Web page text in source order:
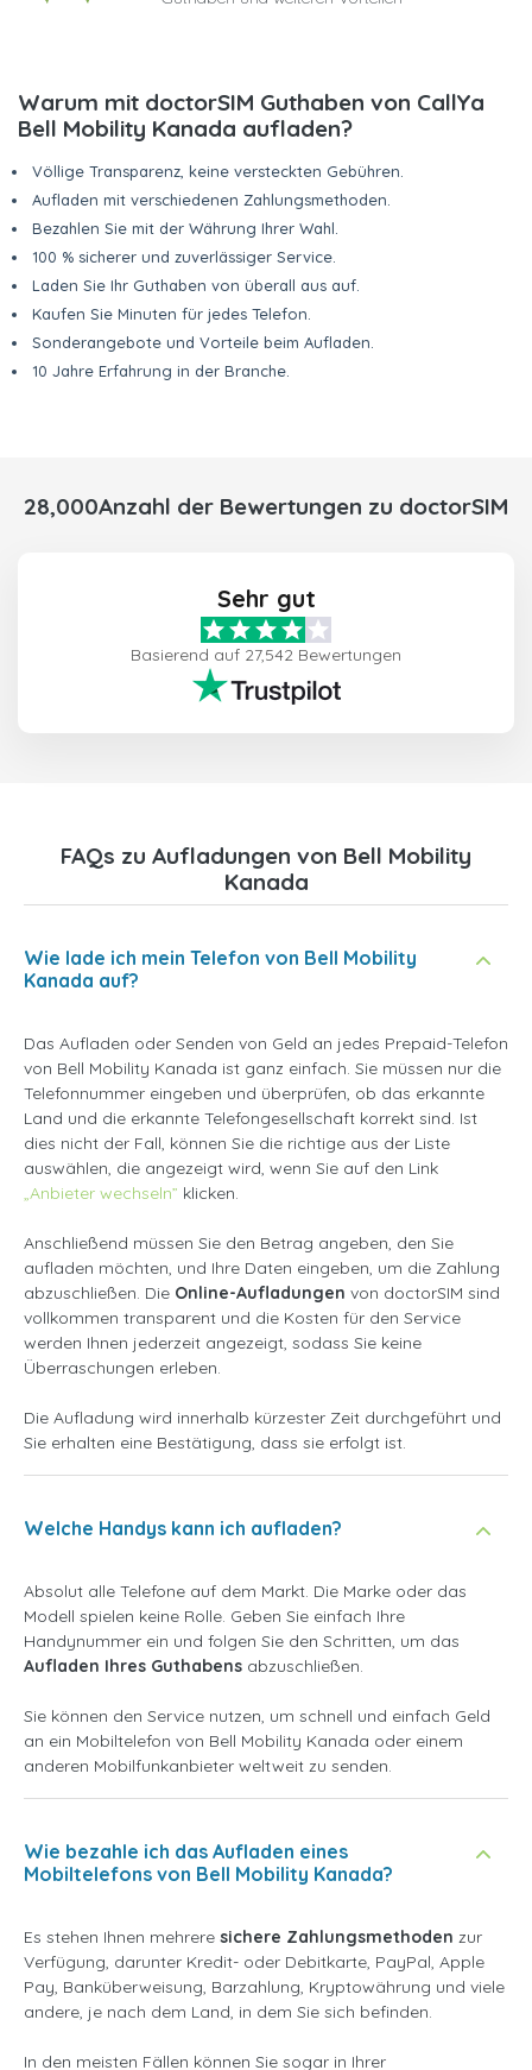
Warum mit doctorSIM Guthaben von CallYa
Bell Mobility Kanada aufladen?
Völlige Transparenz, keine versteckten Gebühren.
Aufladen mit verschiedenen Zahlungsmethoden.
Bezahlen Sie mit der Währung Ihrer Wahl.
100 % sicherer und zuverlässiger Service.
Laden Sie Ihr Guthaben von überall aus auf.
Kaufen Sie Minuten für jedes Telefon.
Sonderangebote und Vorteile beim Aufladen.
10 Jahre Erfahrung in der Branche.
28,000Anzahl der Bewertungen zu doctorSIM
Sehr gut
Basierend auf 27,542 Bewertungen
FAQs zu Aufladungen von Bell Mobility
Kanada
Wie lade ich mein Telefon von Bell Mobility
Kanada auf?
Das Aufladen oder Senden von Geld an jedes Prepaid-Telefon
von Bell Mobility Kanada ist ganz einfach. Sie müssen nur die
Telefonnummer eingeben und überprüfen, ob das erkannte
Land und die erkannte Telefongesellschaft korrekt sind. Ist
dies nicht der Fall, können Sie die richtige aus der Liste
auswählen, die angezeigt wird, wenn Sie auf den Link
„Anbieter wechseln” klicken.
Anschließend müssen Sie den Betrag angeben, den Sie
aufladen möchten, und Ihre Daten eingeben, um die Zahlung
abzuschließen. Die Online-Aufladungen von doctorSIM sind
vollkommen transparent und die Kosten für den Service
werden Ihnen jederzeit angezeigt, sodass Sie keine
Überraschungen erleben.
Die Aufladung wird innerhalb kürzester Zeit durchgeführt und
Sie erhalten eine Bestätigung, dass sie erfolgt ist.
Welche Handys kann ich aufladen?
Absolut alle Telefone auf dem Markt. Die Marke oder das
Modell spielen keine Rolle. Geben Sie einfach Ihre
Handynummer ein und folgen Sie den Schritten, um das
Aufladen Ihres Guthabens abzuschließen.
Sie können den Service nutzen, um schnell und einfach Geld
an ein Mobiltelefon von Bell Mobility Kanada oder einem
anderen Mobilfunkanbieter weltweit zu senden.
Wie bezahle ich das Aufladen eines
Mobiltelefons von Bell Mobility Kanada?
Es stehen Ihnen mehrere sichere Zahlungsmethoden zur
Verfügung, darunter Kredit- oder Debitkarte, PayPal, Apple
Pay, Banküberweisung, Barzahlung, Kryptowährung und viele
andere, je nach dem Land, in dem Sie sich befinden.
In den meisten Fällen können Sie sogar in Ihrer